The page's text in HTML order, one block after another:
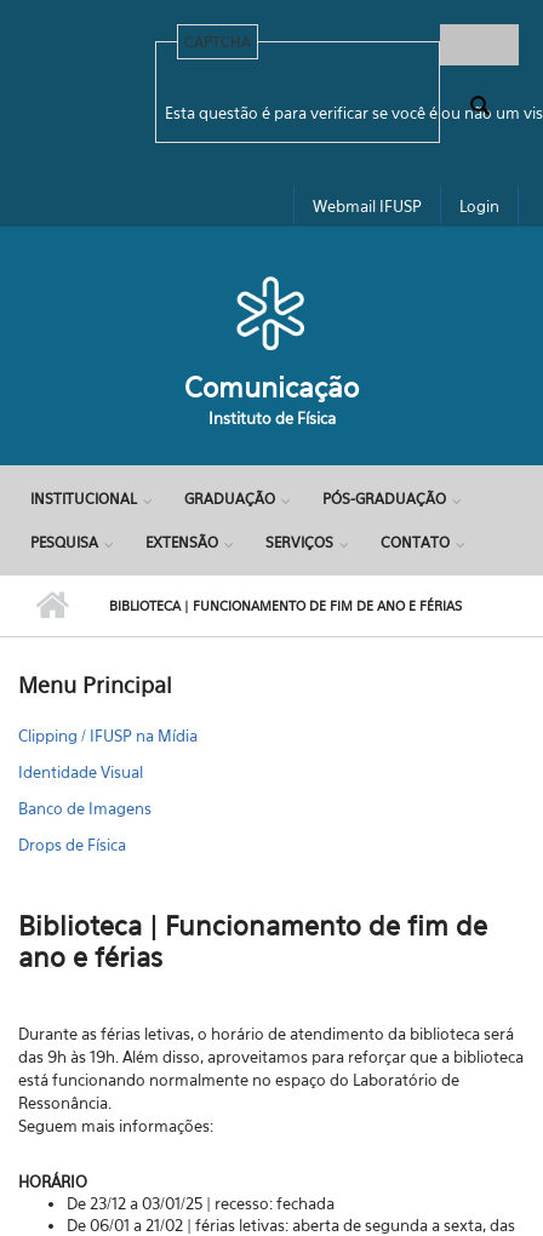
Formulário de busca
CAPTCHA
Esta questão é para verificar se você é ou não um
Webmail IFUSP Login
Comunicação
Instituto de Física
INSTITUCIONAL GRADUAÇÃO PÓS-GRADUAÇÃO
PESQUISA EXTENSÃO SERVIÇOS CONTATO
BIBLIOTECA | FUNCIONAMENTO DE FIM DE ANO E FÉRIAS
Menu Principal
Clipping / IFUSP na Mídia
Identidade Visual
Banco de Imagens
Drops de Física
Biblioteca | Funcionamento de fim de
ano e férias
Durante as férias letivas, o horário de atendimento da biblioteca será
das 9h às 19h. Além disso, aproveitamos para reforçar que a biblioteca
está funcionando normalmente no espaço do Laboratório de
Ressonância.
Seguem mais informações:
HORÁRIO
De 23/12 a 03/01/25 | recesso: fechada
De 06/01 a 21/02 | férias letivas: aberta de segunda a sexta, das